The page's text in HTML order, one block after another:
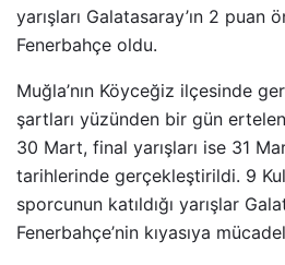
yarışları Galatasaray’ın 2 puan
Fenerbahçe oldu.
Muğla’nın Köyceğiz ilçesinde
şartları yüzünden bir gün
30 Mart, final yarışları ise 31
tarihlerinde gerçekleştirildi. 9
sporcunun katıldığı yarışlar
Fenerbahçe’nin kıyasıya